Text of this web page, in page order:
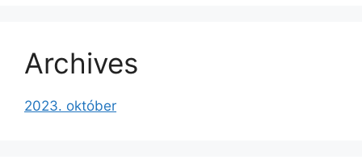
Archives
2023. október